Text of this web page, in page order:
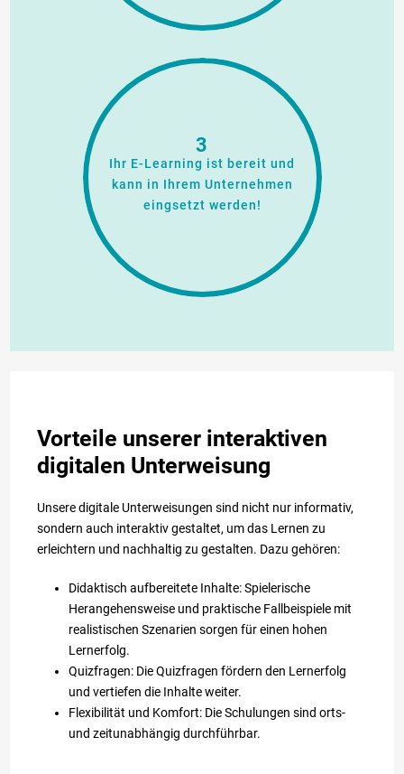
3
Ihr E-Learning ist bereit und
kann in Ihrem Unternehmen
eingsetzt werden!
Vorteile unserer interaktiven
digitalen Unterweisung
Unsere digitale Unterweisungen sind nicht nur informativ,
sondern auch interaktiv gestaltet, um das Lernen zu
erleichtern und nachhaltig zu gestalten. Dazu gehören:
Didaktisch aufbereitete Inhalte: Spielerische
Herangehensweise und praktische Fallbeispiele mit
realistischen Szenarien sorgen für einen hohen
Lernerfolg.
Quizfragen: Die Quizfragen fördern den Lernerfolg
und vertiefen die Inhalte weiter.
Flexibilität und Komfort: Die Schulungen sind orts-
und zeitunabhängig durchführbar.